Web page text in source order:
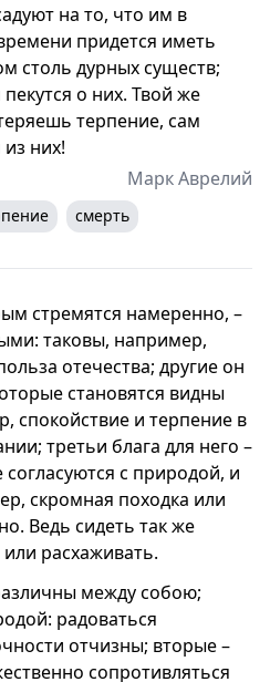
на то, что им в
придется иметь
столь дурных существ;
о них. Твой же
терпение, сам
них!
Марк Аврелий
смерть
стремятся намеренно, –
таковы, например,
отечества; другие он
становятся видны
спокойствие и терпение в
третьи блага для него –
с природой, и
скромная походка или
Ведь сидеть так же
или расхаживать.
между собою;
радоваться
отчизны; вторые –
сопротивляться